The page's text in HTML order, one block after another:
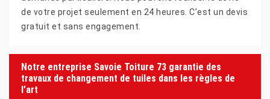
de votre projet seulement en 24 heures. C’est un devis
gratuit et sans engagement.
Notre entreprise Savoie Toiture 73 garantie des
travaux de changement de tuiles dans les règles de
l’art